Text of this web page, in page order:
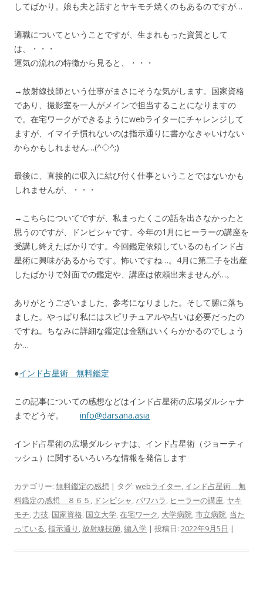
してばかり。娘も夫と話すとヤキモチ焼くのもあるのですが…
適職についてということですが、生まれもった資質として
は、・・・
運気の流れの特徴から見ると、・・・
→放射線技師という仕事がまさにそうな気がします。国家資格
であり、撮影室を一人がメインで担当することになりますの
で。在宅ワークができるようにwebライターにチャレンジして
ますが、イマイチ慣れないのは指示通りに書かなきゃいけない
からかもしれません…(^◇^;)
最後に、直接的に収入に結び付く仕事ということではないかも
しれませんが、・・・
→こちらについてですが、私まったくこの話を出さなかったと
思うのですが、ドンピシャです。今年の1月にヒーラーの講座を
受講し終えたばかりです。今回鑑定依頼しているのもインド占
星術に興味があるからです。怖いですね…。4月に第二子を出産
したばかりで対面での鑑定や、講座は依頼出来ませんが…。
ありがとうございました、参考になりました。そして腑に落ち
ました。やっぱり私にはスピリチュアルや占いは必要だったの
ですね。ちなみに詳細な鑑定は金額はいくらかかるのでしょう
か…
●インド占星術 無料鑑定
この記事についての感想などはインド占星術の広場ダルシャナ
までどうぞ。 info@darsana.asia
インド占星術の広場ダルシャナは、インド占星術（ジョーティ
ッシュ）に関するいろいろな情報を発信します
カテゴリー: 無料鑑定の感想 | タグ: webライター, インド占星術 無
料鑑定の感想 ８６５ , ドンピシャ,パワハラ, ヒーラーの講座, ヤキ
モチ, 力技, 国家資格, 国立大学,在宅ワーク, 大学病院,市立病院, 当た
っている,指示通り , 放射線技師,編入学 | 投稿日: 2022年9月5日 |